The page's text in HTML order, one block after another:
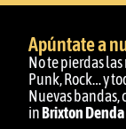
Apúntate a
No te pierdas
Punk, Rock… y
Nuevas
in Brixton Denda